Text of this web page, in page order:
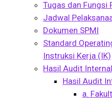
Tugas dan Fungsi
Jadwal
Dokumen SPMI
Standard
Instruksi Kerja (IK)
Hasil Audit
Hasil Audit
a.